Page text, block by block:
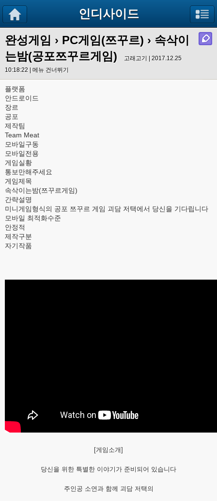
인디사이드
완성게임 › PC게임(쯔꾸르) › 속삭이
는밤(공포쯔꾸르게임)
고래고기 | 2017.12.25
10:18:22 | 메뉴 건너뛰기
플랫폼
안드로이드
장르
공포
제작팀
Team Meat
모바일구동
모바일전용
게임실황
통보만해주세요
게임제목
속삭이는밤(쯔꾸르게임)
간략설명
미니게임형식의 공포 쯔꾸르 게임 괴담 저택에서 당신을 기다립니다
모바일 최적화수준
안정적
제작구분
자기작품
[게임소개]
당신을 위한 특별한 이야기가 준비되어 있습니다
주인공 소연과 함께 괴담 저택의